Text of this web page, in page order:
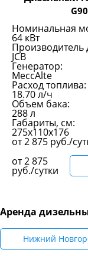
Номинальная
64 кВт
Производитель
JCB
Генератор:
MeccAlte
Расход топлива:
18.70 л/ч
Объем бака:
288 л
Габариты, см:
275x110x176
от2 875 руб./
от2 875
руб./сутки
Аренда
Нижний